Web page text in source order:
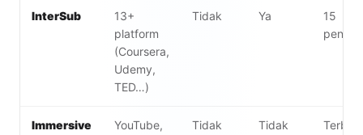
InterSub
13+
platform
(Coursera,
Udemy,
TED…)
Tidak Ya
15
Immersive
YouTube,
Tidak Tidak